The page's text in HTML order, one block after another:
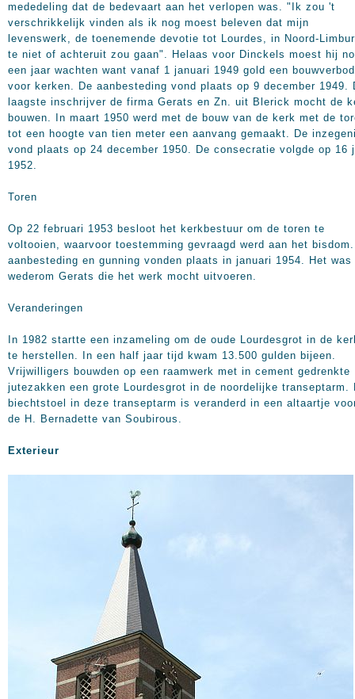
mededeling dat de bedevaart aan het verlopen was. "Ik zou 't
verschrikkelijk vinden als ik nog moest beleven dat mijn
levenswerk, de toenemende devotie tot Lourdes, in Noord-
te niet of achteruit zou gaan". Helaas voor Dinckels moest hij
een jaar wachten want vanaf 1 januari 1949 gold een bouwverbod
voor kerken. De aanbesteding vond plaats op 9 december 1949.
laagste inschrijver de firma Gerats en Zn. uit Blerick mocht de
bouwen. In maart 1950 werd met de bouw van de kerk met de
tot een hoogte van tien meter een aanvang gemaakt. De
vond plaats op 24 december 1950. De consecratie volgde op 16
1952.
Toren
Op 22 februari 1953 besloot het kerkbestuur om de toren te
voltooien, waarvoor toestemming gevraagd werd aan het
aanbesteding en gunning vonden plaats in januari 1954. Het was
wederom Gerats die het werk mocht uitvoeren.
Veranderingen
In 1982 startte een inzameling om de oude Lourdesgrot in de
te herstellen. In een half jaar tijd kwam 13.500 gulden bijeen.
Vrijwilligers bouwden op een raamwerk met in cement gedrenkte
jutezakken een grote Lourdesgrot in de noordelijke transeptarm.
biechtstoel in deze transeptarm is veranderd in een altaartje
de H. Bernadette van Soubirous.
Exterieur